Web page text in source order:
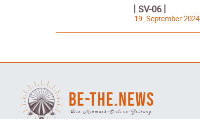
SV-06
19. September 2024
BE-THE.NEWS
Die Mitmach-Online-Zeitung